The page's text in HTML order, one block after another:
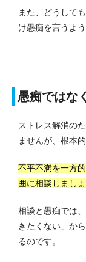
また、どうして
け愚痴を言うよ
愚痴ではな
ストレス解消の
ませんが、根本
不平不満を一方
囲に相談しましょ
相談と愚痴では
きたくない」か
るのです。